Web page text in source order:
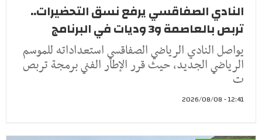
النادي الصفاقسي يرفع نسق التحضيرات..
تربص بالعاصمة و3 وديات في البرنامج
يواصل النادي الرياضي الصفاقسي استعداداته للموسم
الرياضي الجديد، حيث قرر الإطار الفني برمجة تربص
ت
12:41 - 2026/08/08